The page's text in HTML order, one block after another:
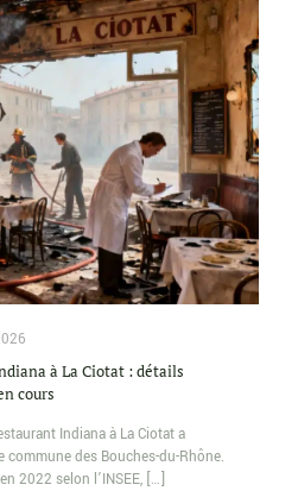
à La Ciotat : détails
cours
Indiana à La Ciotat a
des Bouches-du-Rhône.
2022 selon l’INSEE, […]